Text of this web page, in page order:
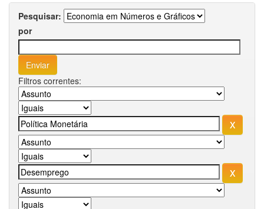
Pesquisar:
por
Filtros correntes: